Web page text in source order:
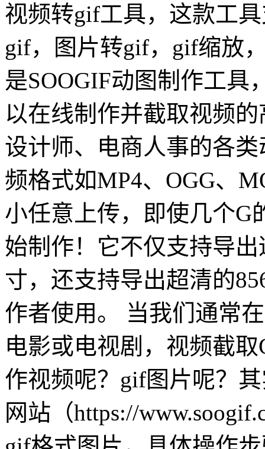
视频转gif工具，这款工
gif，图片转gif，gif缩放
是SOOGIF动图制作工具
以在线制作并截取视频
设计师、电商人事的各
频格式如MP4、OGG、
小任意上传，即使几个G
始制作！它不仅支持导
寸，还支持导出超清的
作者使用。 当我们通常
电影或电视剧，视频截
作视频呢？gif图片呢？
网站（https://